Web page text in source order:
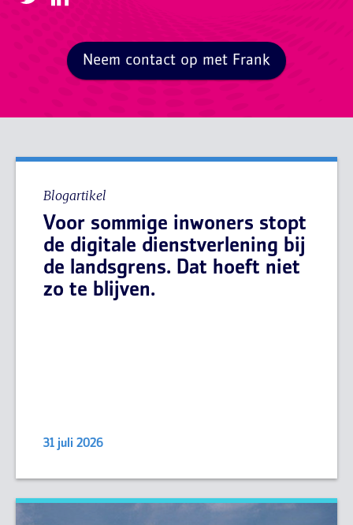
Neem contact op met Frank
Blogartikel
Voor sommige inwoners stopt
de digitale dienstverlening bij
de landsgrens. Dat hoeft niet
zo te blijven.
31 juli 2026